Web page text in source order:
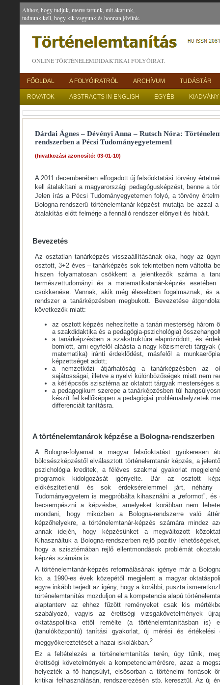
Ahhoz, hogy tudjuk, merre tartunk, mit akarunk,
tudnunk kell, hogy kik vagyunk és honnan jövünk.
ONLINE TÖRTÉNELEMDIDAKTIKAI FOLYÓIRAT.
FŐOLDAL A FOLYÓIRATRÓL ARCHÍVUM TUDÁSTÁR
ROVATOK ABSTRACTS IN ENGLISH EGYÉB
Dárdai Ágnes – Dévényi Anna – Rutsch Nóra:
rendszerben a Pécsi Tudományegyetemen1
(hivatkozási azonosító: 03-01-10)
A 2011 decemberében elfogadott új felsőoktatási törvény
kell átalakítani a magyarországi pedagógusképzést, benne a
Jelen írás a Pécsi Tudományegyetemen folyó, a törvény
Bologna-rendszerű történelemtanár-képzést mutatja be azzal
átalakítás előtt felmérje a fennálló rendszer előnyeit és hibáit.
Bevezetés
Az osztatlan tanárképzés visszaállításának oka, hogy az
osztott, 3+2 éves – tanárképzés sok tekintetben nem váltotta
hiszen folyamatosan csökkent a jelentkezők száma a
természettudományi és a matematikatanár-képzés
csökkenése. Vannak, akik még élesebben fogalmaznak, és
rendszer a tanárképzésben megbukott. Bevezetése
következők miatt:
az osztott képzés nehezítette a tanári mesterség három
a szakdidaktika és a pedagógia-pszichológia)
a tanárképzésben a szakstruktúra elaprózódott, és
bomlott, ami egyfelől aláásta a nagy közismereti tárgyak
matematika) iránti érdeklődést, másfelől a
képzettséget adott;
a nemzetközi átjárhatóság a tanárképzésben az
sajátosságai, illetve a nyelvi különbözőségek miatt nem
a kétlépcsős szisztéma az oktatott tárgyak mesterséges
a pedagogikum szerepe a tanárképzésben túl
készít fel kellőképpen a pedagógiai problémahelyzetek
differenciált tanításra.
A történelemtanárok képzése a Bologna-rendszerben
A Bologna-folyamat a magyar felsőoktatást gyökeresen
bölcsészképzéstől elválasztott történelemtanár képzés, a
pszichológia kreditek, a féléves szakmai gyakorlat
programok kidolgozását igényelte. Bár az osztott
előkészítetlenül és sok érdeksérelemmel járt,
Tudományegyetem is megpróbálta kihasználni a „reformot”,
becsempészni a képzésbe, amelyeket korábban nem
mondani, hogy miközben a Bologna-rendszerre való
képzőhelyekre, a történelemtanár-képzés számára mindez
annak idején, hogy képzésünket a megváltozott
Kihasználtuk a Bologna-rendszerben rejlő pozitív
hogy a szisztémában rejlő ellentmondások problémát
képzés számára is.
A történelemtanár-képzés reformálásának igénye már a
kb. a 1990-es évek közepétől megjelent a magyar
egyre inkább terjedt az igény, hogy a korábbi, puszta
történelemtanítás mozduljon el a kompetencia alapú
alaptanterv az ehhez fűzött reményeket csak kis
szabályozó, vagyis az érettségi vizsgakövetelmények
oktatáspolitika ettől remélte (a történelemtanításban is)
(tanulóközpontú) tanítási gyakorlat, új mérési és értékelési
meggyökereztetését a hazai iskolákban.2
Ez a feltételezés a történelemtanítás terén, úgy tűnik,
érettségi követelmények a kompetenciamérésre, azaz a
helyezték a fő hangsúlyt, elsősorban a történelmi források
kritikai felhasználásán, rendszerezésén stb. keresztül. Az új